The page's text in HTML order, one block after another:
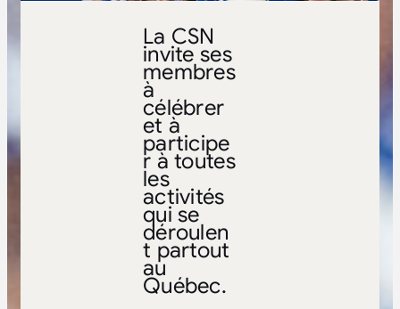
La CSN
invite ses
membres
à
célébrer
et à
participe
r à toutes
les
activités
qui se
déroulen
t partout
au
Québec.